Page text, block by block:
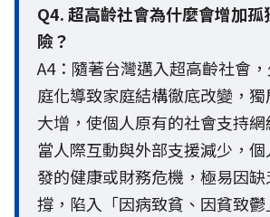
Q4. 超高齡社會為什麼會增加孤
險？
A4：隨著台灣邁入超高齡社會
庭化導致家庭結構徹底改變，
大增，使個人原有的社會支持網
當人際互動與外部支援減少，
發的健康或財務危機，極易因
撐，陷入「因病致貧、因貧致